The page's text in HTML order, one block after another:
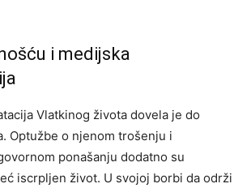
i medijska
Vlatkinog života dovela je do
Optužbe o njenom trošenju i
ponašanju dodatno su
iscrpljen život. U svojoj borbi da održi